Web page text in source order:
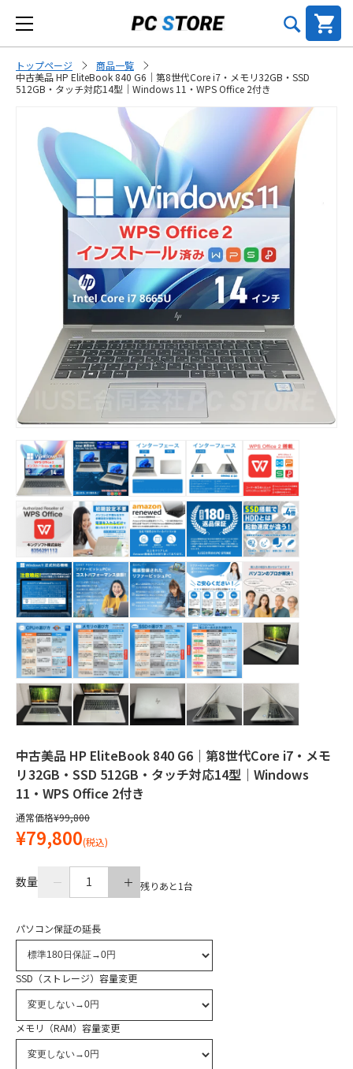
トップページ
商品一覧
中古美品 HP EliteBook 840 G6｜第8世代Core i7・メモリ32GB・SSD
512GB・タッチ対応14型｜Windows 11・WPS Office 2付き
中古美品 HP EliteBook 840 G6｜第8世代Core i7・メモ
リ32GB・SSD 512GB・タッチ対応14型｜Windows
11・WPS Office 2付き
通常価格¥99,800
¥79,800(税込)
数量 1 残りあと1台
パソコン保証の延長
SSD（ストレージ）容量変更
メモリ（RAM）容量変更